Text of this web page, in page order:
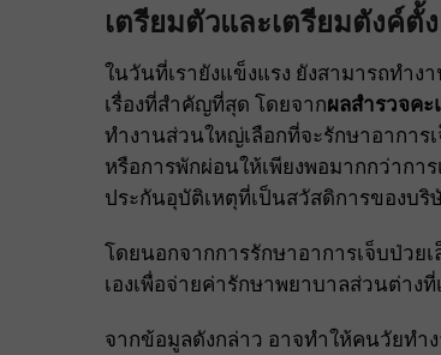
เตรียมตัวและเตรียมตังค์
ในวันที่เรายังแข็งแรง ยังสามารถทำง
เรื่องที่สำคัญที่สุด โดยจากผลสำรวจค
ทำงานส่วนใหญ่เลือกที่จะรักษาอาการ
หรือการพักผ่อนให้เพียงพอมากกว่าก
ประกันอุบัติเหตุที่เป็นสวัสดิการของบ
โดยนอกจากการรักษาอาการเจ็บป่วย
เองเพื่อจ่ายค่ารักษาพยาบาลส่วนต่า
จากข้อมูลดังกล่าว อาจทำให้คนวัยทำ